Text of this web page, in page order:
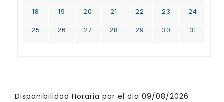
18 19 20 21 22 23 24
25 26 27 28 29 30 31
Disponibilidad Horaria por el dia 09/08/2026